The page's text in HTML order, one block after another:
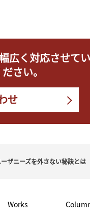
幅広く対応させて
さい。
せ
ザニーズを外さない秘訣とは
Works